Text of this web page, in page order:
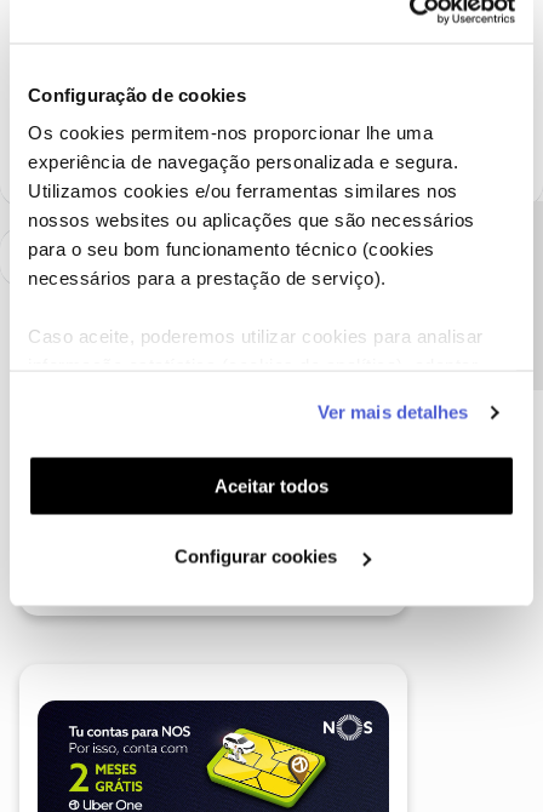
Configuração de cookies
Os cookies permitem-nos proporcionar lhe uma
experiência de navegação personalizada e segura.
Utilizamos cookies e/ou ferramentas similares nos
nossos websites ou aplicações que são necessários
para o seu bom funcionamento técnico (cookies
necessários para a prestação de serviço).
Caso aceite, poderemos utilizar cookies para analisar
funcionalidades (cookies de personalização e
funcionalidade) e adaptar anúncios aos seus interesses
(cookies de publicidade personalizada). Pode gerir a
utilização dos cookies clicando em "Configurar
Ver mais detalhes
Aceitar todos
Configurar cookies
Ajude a comunidade a encontrar informação relevante. Marque
como "Melhor Resposta" e faça "Like" nos melhores comentários.